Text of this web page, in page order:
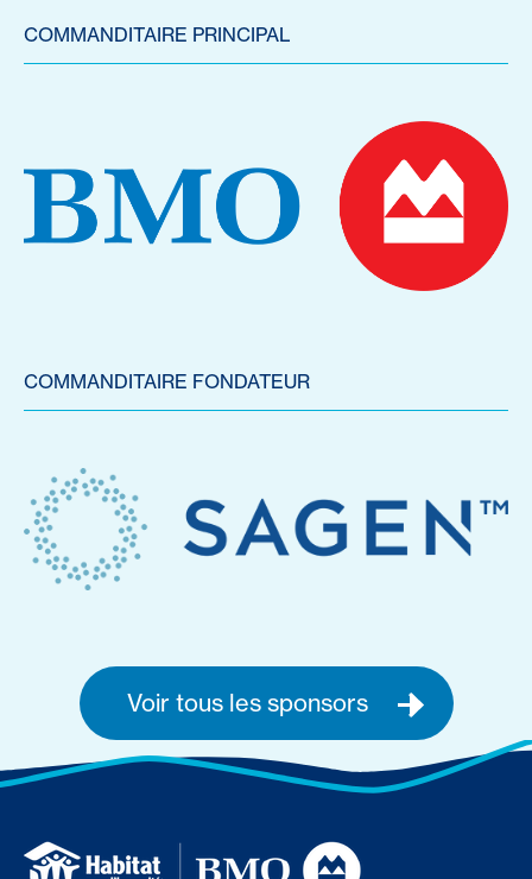
COMMANDITAIRE PRINCIPAL
COMMANDITAIRE FONDATEUR
Voir tous les sponsors